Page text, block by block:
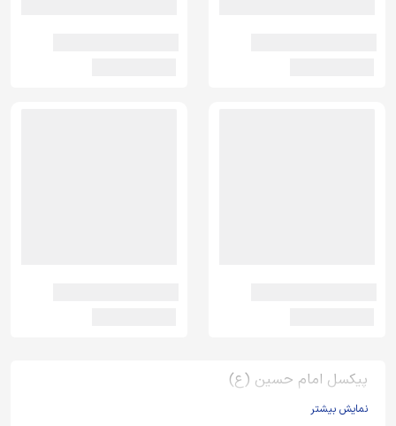
پیکسل امام حسین (ع)
نمایش بیشتر